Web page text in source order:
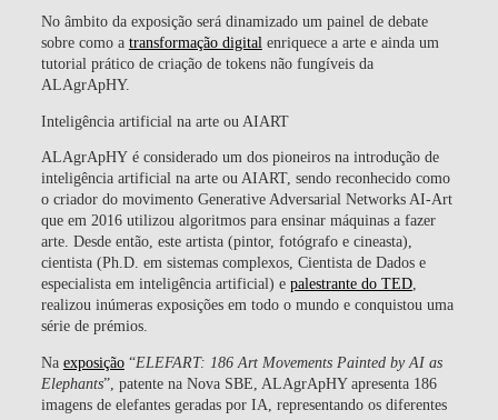
No âmbito da exposição será dinamizado um painel de debate
sobre como a transformação digitalenriquece a arte e ainda um
tutorial prático de criação de tokens não fungíveis da
ALAgrApHY.
Inteligência artificial na arte ou AIART
ALAgrApHY é considerado um dos pioneiros na introdução de
inteligência artificial na arte ou AIART, sendo reconhecido como
o criador do movimento Generative Adversarial Networks AI-Art
que em 2016 utilizou algoritmos para ensinar máquinas a fazer
arte. Desde então, este artista (pintor, fotógrafo e cineasta),
cientista (Ph.D. em sistemas complexos, Cientista de Dados e
especialista em inteligência artificial) e palestrante do TED,
realizou inúmeras exposições em todo o mundo e conquistou uma
série de prémios.
Na exposição“ELEFART: 186 Art Movements Painted by AI as
Elephants”, patente na Nova SBE, ALAgrApHY apresenta 186
imagens de elefantes geradas por IA, representando os diferentes